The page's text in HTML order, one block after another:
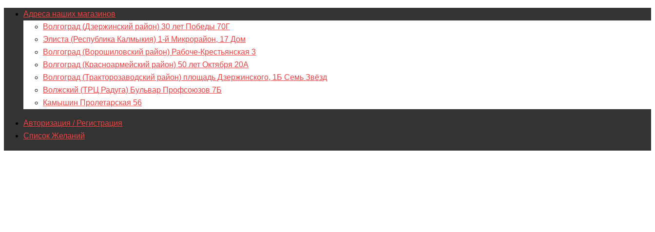
Адреса наших магазинов
Волгоград (Дзержинский район) 30 лет Победы 70Г
Элиста (Республика Калмыкия) 1-й Микрорайон, 17 Дом
Волгоград (Ворошиловский район) Рабоче-Крестьянская 3
Волгоград (Красноармейский район) 50 лет Октября 20А
Волгоград (Тракторозаводский район) площадь Дзержинского, 1Б Семь Звёзд
Волжский (ТРЦ Радуга) Бульвар Профсоюзов 7Б
Камышин Пролетарская 56
Авторизация / Регистрация
Список Желаний